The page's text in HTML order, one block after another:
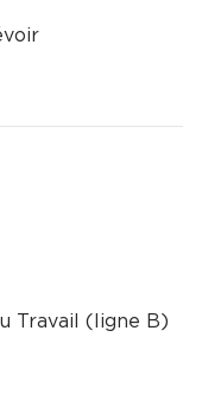
Travail (ligne B)